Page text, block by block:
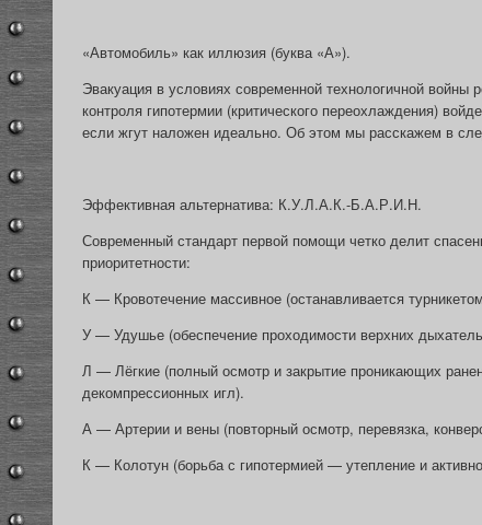
«Автомобиль» как иллюзия (буква «А»).
Эвакуация в условиях современной технологичной
контроля гипотермии (критического переохлаждения)
если жгут наложен идеально. Об этом мы расскажем в
Эффективная альтернатива: К.У.Л.А.К.-Б.А.Р.И.Н.
Современный стандарт первой помощи четко делит
приоритетности:
К — Кровотечение массивное (останавливается
У — Удушье (обеспечение проходимости верхних
Л — Лёгкие (полный осмотр и закрытие проникающих
декомпрессионных игл).
А — Артерии и вены (повторный осмотр, перевязка,
К — Колотун (борьба с гипотермией — утепление и